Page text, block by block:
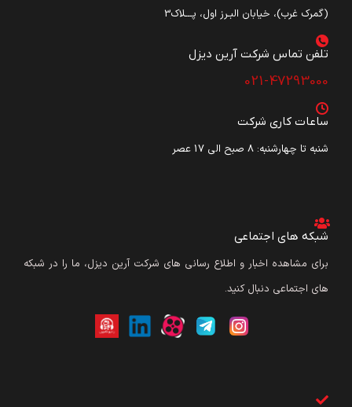
(گمرک غرب)، خیابان البـرز اول، پـــلاک3
تلفن تماس شرکت آرین دیزل​
021-47293000
ساعات کاری شرکت
شنبه تا چهارشنبه: ۸ صبح الی 17 عصر
شبکه های اجتماعی
برای مشاهده اخبار و اطلاع رسانی های شرکت آرین دیزل، ما را در شبکه
های اجتماعی دنبال کنید.